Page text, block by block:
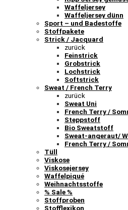
Waffeljersey
Waffeljersey dünn
Sport – und Badestoffe
Stoffpakete
Strick / Jacquard
zurück
Feinstrick
Grobstrick
Lochstrick
Softstrick
Sweat / French Terry
zurück
Sweat Uni
French Terry /
Steppstoff
Bio Sweatstoff
Sweat-angeraut/
French Terry /
Tüll
Viskose
Viskosejersey
Waffelpiqué
Weihnachtsstoffe
% Sale %
Stoffproben
Stofflexikon